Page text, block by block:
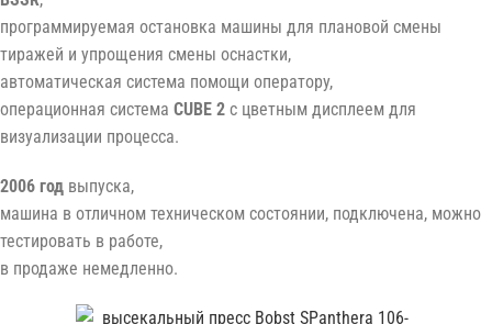
программируемая остановка машины для плановой смены
тиражей и упрощения смены оснастки,
автоматическая система помощи оператору,
операционная система CUBE 2 с цветным дисплеем для
визуализации процесса.
2006 год выпуска,
машина в отличном техническом состоянии, подключена, можно
тестировать в работе,
в продаже немедленно.